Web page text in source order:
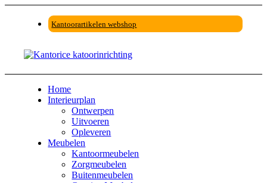
Kantoorartikelen webshop
Home
Interieurplan
Ontwerpen
Uitvoeren
Opleveren
Meubelen
Kantoormeubelen
Zorgmeubelen
Buitenmeubelen